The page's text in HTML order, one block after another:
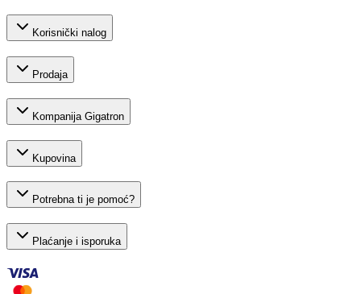
Korisnički nalog
Prodaja
Kompanija Gigatron
Kupovina
Potrebna ti je pomoć?
Plaćanje i isporuka